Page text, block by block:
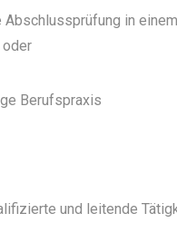
in
Berufspraxis
und leitende